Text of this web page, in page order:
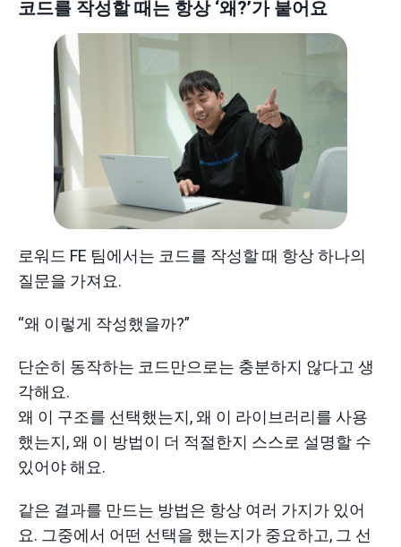
코드를 작성할 때는 항상 ‘왜?’가 붙어요
로워드 FE 팀에서는 코드를 작성할 때 항상 하나의
질문을 가져요.
“왜 이렇게 작성했을까?”
단순히 동작하는 코드만으로는 충분하지 않다고 생
각해요.
왜 이 구조를 선택했는지, 왜 이 라이브러리를 사용
했는지, 왜 이 방법이 더 적절한지 스스로 설명할 수
있어야 해요.
같은 결과를 만드는 방법은 항상 여러 가지가 있어
요. 그중에서 어떤 선택을 했는지가 중요하고, 그 선